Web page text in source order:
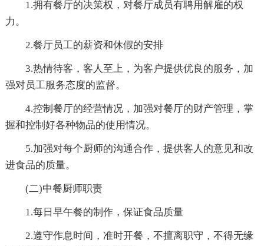
1.拥有餐厅的决策权，对餐厅成员有聘用解雇的权
力。
2.餐厅员工的薪资和休假的安排
3.热情待客，客人至上，为客户提供优良的服务，加
强对员工服务态度的监督。
4.控制餐厅的经营情况，加强对餐厅的财产管理，掌
握和控制好各种物品的使用情况。
5.加强对每个厨师的沟通合作，提供客人的意见和改
进食品的质量。
(二)中餐厨师职责
1.每日早午餐的制作，保证食品质量
2.遵守作息时间，准时开餐，不擅离职守，不得无缘